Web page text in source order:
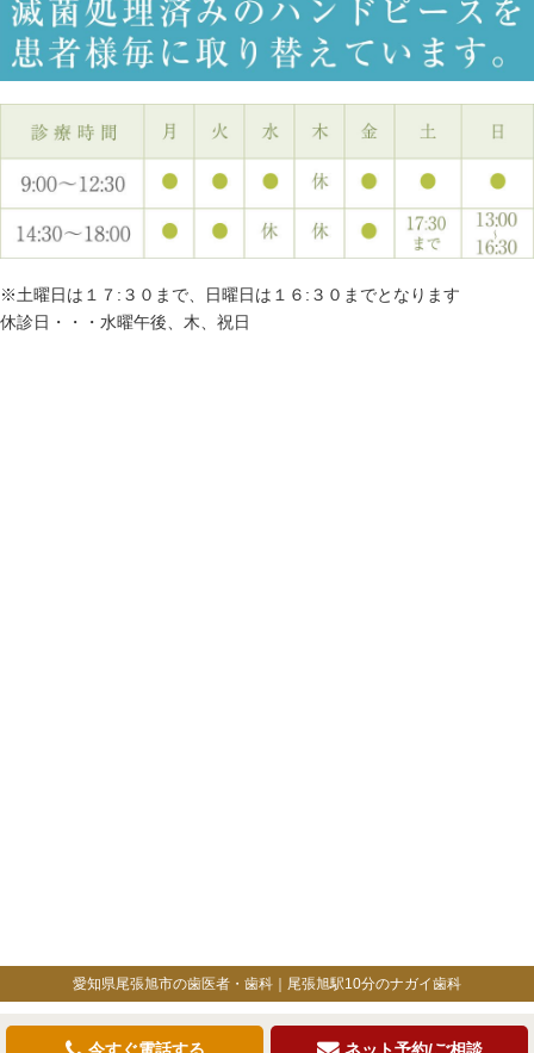
※土曜日は１７:３０まで、日曜日は１６:３０までとなります
休診日・・・水曜午後、木、祝日
愛知県尾張旭市の歯医者・歯科｜尾張旭駅10分のナガイ歯科